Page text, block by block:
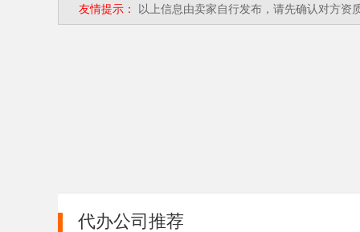
友情提示： 以上信息由卖家自行发布，请先确认对方资
代办公司推荐